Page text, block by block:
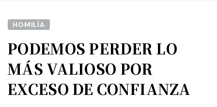
HOMILÍA
PODEMOS PERDER LO
MÁS VALIOSO POR
EXCESO DE CONFIANZA